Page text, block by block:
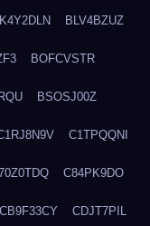
BLV4BZUZ
BOFCVSTR
BSOSJ00Z
C1TPQQNI
C84PK9DO
CB9F33CY CDJT7PIL